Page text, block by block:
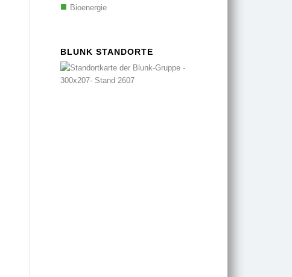
Bioenergie
BLUNK STANDORTE